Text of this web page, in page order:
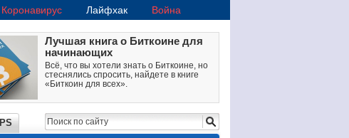
Коронавирус Лайфхак Война
Лучшая книга о Биткоине для
начинающих
Всё, что вы хотели знать о Биткоине, но
стеснялись спросить, найдете в книге
«Биткоин для всех».
PS